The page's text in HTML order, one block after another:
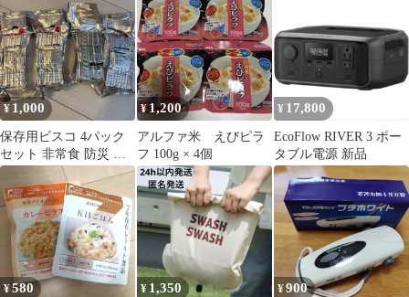
(2026.11)
¥ 1,000
保存用ビスコ 4パック
セット 非常食 防災 備
蓄用 賞味期限2027.7
¥1,200
アルファ米 えびピラ
フ 100g × 4個
¥ 17,800
EcoFlow RIVER 3 ポー
タブル電源 新品
¥580 ¥ 1,350 ¥900